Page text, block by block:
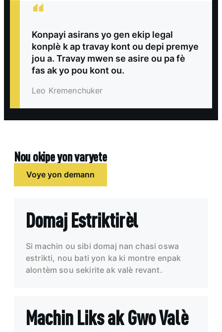
“
Konpayi asirans yo gen ekip legal
konplè k ap travay kont ou depi premye
jou a. Travay mwen se asire ou pa fè
fas ak yo pou kont ou.
Leo Kremenchuker
Nou okipe yon varyete
Voye yon demann
Domaj Estriktirèl
Si machin ou sibi domaj nan chasi oswa
estrikti, nou bati yon ka ki montre enpak
alontèm sou sekirite ak valè revant.
Machin Liks ak Gwo Valè